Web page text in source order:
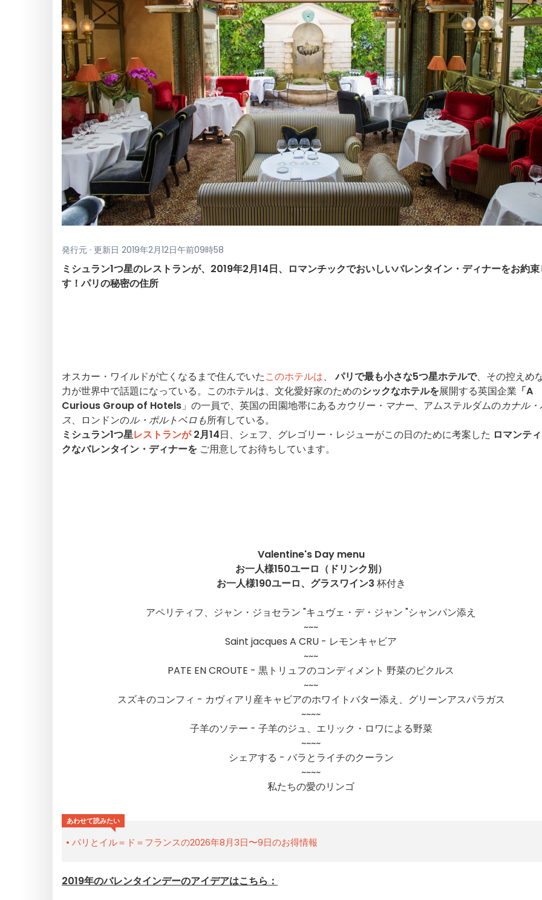
発行元 · 更新日 2019年2月12日午前09時58
ミシュラン1つ星のレストランが、2019年2月14日、ロマンチックでおいしいバレンタイン・ディナーをお約
す！パリの秘密の住所
オスカー・ワイルドが亡くなるまで住んでいたこのホテルは、 パリで最も小さな5つ星ホテルで、その控えめ
力が世界中で話題になっている。このホテルは、文化愛好家のためのシックなホテルを展開する英国企業 「A
Curious Group of Hotels 」の一員で、英国の田園地帯にあるカウリー・マナー、アムステルダムのカナル
ス、ロンドンのル・ポルトベロも所有している。
ミシュラン1つ星レストランが 2月14日、シェフ、グレゴリー・レジューがこの日のために考案した ロマンテ
クなバレンタイン・ディナーを ご用意してお待ちしています。
Valentine's Day menu
お一人様150ユーロ（ドリンク別）
お一人様190ユーロ、グラスワイン3 杯付き
アペリティフ、ジャン・ジョセラン "キュヴェ・デ・ジャン "シャンパン添え
~~~
Saint jacques A CRU - レモンキャビア
~~~
PATE EN CROUTE - 黒トリュフのコンディメント 野菜のピクルス
~~~
スズキのコンフィ - カヴィアリ産キャビアのホワイトバター添え、グリーンアスパラガス
~~~~
子羊のソテー - 子羊のジュ、エリック・ロワによる野菜
~~~~
シェアする - バラとライチのクーラン
~~~~
私たちの愛のリンゴ
あわせて読みたい
パリとイル＝ド＝フランスの2026年8月3日〜9日のお得情報
2019年のバレンタインデーのアイデアはこちら：